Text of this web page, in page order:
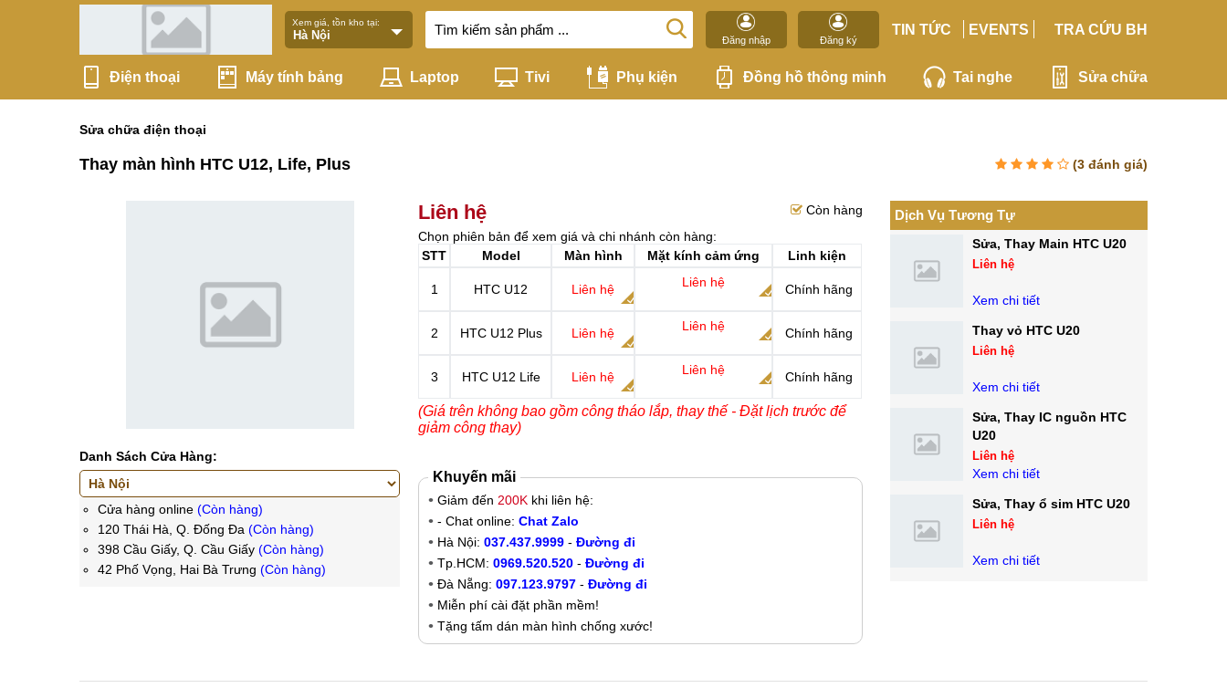
Xem giá, tồn kho tại:
Đăng nhập Đăng ký
TIN TỨC EVENTS TRA CỨU BH
Điện thoại Máy tính bảng Laptop Tivi Phụ kiện Đồng hồ thông minh Tai nghe Sửa chữa
Sửa chữa điện thoại
Thay màn hình HTC U12, Life, Plus (3 đánh giá)
Danh Sách Cửa Hàng:
Cửa hàng online (Còn hàng)
120 Thái Hà, Q. Đống Đa (Còn hàng)
398 Cầu Giấy, Q. Cầu Giấy (Còn hàng)
42 Phố Vọng, Hai Bà Trưng (Còn hàng)
Liên hệ
Còn hàng
Chọn phiên bản để xem giá và chi nhánh còn hàng:
STT
Model Màn hình Mặt kính cảm ứng Linh kiện
1 HTC U12 Liên hệ Liên hệ Chính hãng
2 HTC U12 Plus Liên hệ Liên hệ Chính hãng
3 HTC U12 Life Liên hệ Liên hệ Chính hãng
(Giá trên không bao gồm công tháo lắp, thay thế - Đặt lịch trước để
giảm công thay)
Khuyến mãi
Giảm đến 200K khi liên hệ:
- Chat online: Chat Zalo
Hà Nội: 037.437.9999 - Đường đi
Tp.HCM: 0969.520.520 - Đường đi
Đà Nẵng: 097.123.9797 - Đường đi
Miễn phí cài đặt phần mềm!
Tặng tấm dán màn hình chống xước!
Dịch Vụ Tương Tự
Sửa, Thay Main HTC U20
Liên hệ
Xem chi tiết
Thay vỏ HTC U20
Liên hệ
Xem chi tiết
Sửa, Thay IC nguồn HTC
U20
Liên hệ
Xem chi tiết
Sửa, Thay ổ sim HTC U20
Liên hệ
Xem chi tiết